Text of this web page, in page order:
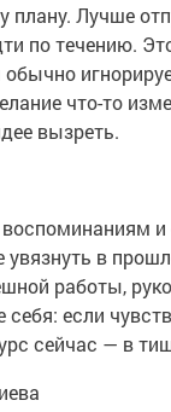
плану. Лучше
по течению.
что-то
вызреть.
увязнуть в
работы,
если
сейчас — в